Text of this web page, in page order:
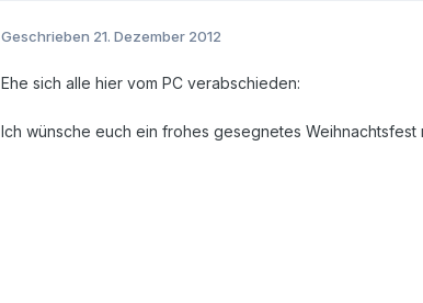
Geschrieben 21. Dezember 2012
Ehe sich alle hier vom PC verabschieden:
Ich wünsche euch ein frohes gesegnetes Weihnachtsfest